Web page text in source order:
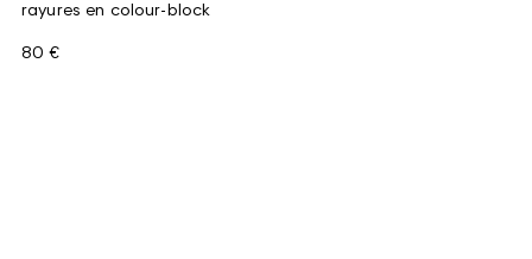
rayures en colour-block
80 €